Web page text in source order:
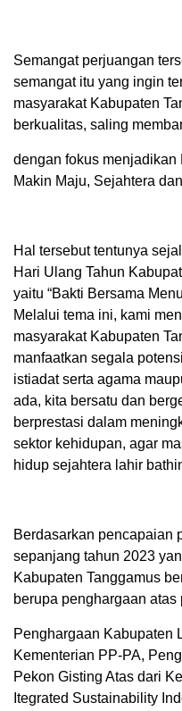
Semangat perjuangan
semangat itu yang ingin
masyarakat Kabupaten
berkualitas, saling
dengan fokus menjadikan
Makin Maju, Sejahtera
Hal tersebut tentunya
Hari Ulang Tahun
yaitu “Bakti Bersama
Melalui tema ini, kami
masyarakat Kabupaten
manfaatkan segala
istiadat serta agama
ada, kita bersatu dan
berprestasi dalam
sektor kehidupan, agar
hidup sejahtera lahir
Berdasarkan pencapaian
sepanjang tahun 2023
Kabupaten Tanggamus
berupa penghargaan
Penghargaan Kabupaten
Kementerian PP-PA,
Pekon Gisting Atas dari
Itegrated Sustainability